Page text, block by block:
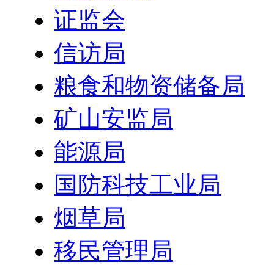
证监会
信访局
粮食和物资储备局
矿山安监局
能源局
国防科技工业局
烟草局
移民管理局